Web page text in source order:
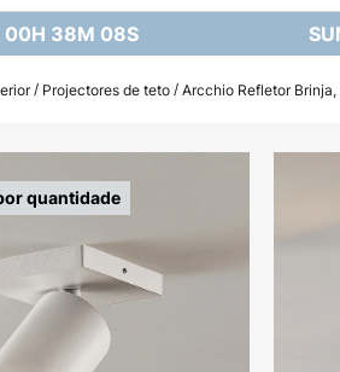
categoria...
00H 38M 07S
Projectores de teto Arcchio Refletor
quantidade